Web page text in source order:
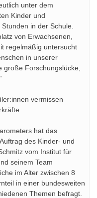
unter dem
Kinder und
in der Schule.
von Erwachsenen,
regelmäßig untersucht
in unserer
große Forschungslücke,
vermissen
hat das
des Kinder- und
vom Institut für
seinem Team
im Alter zwischen 8
in einer bundesweiten
Themen befragt.